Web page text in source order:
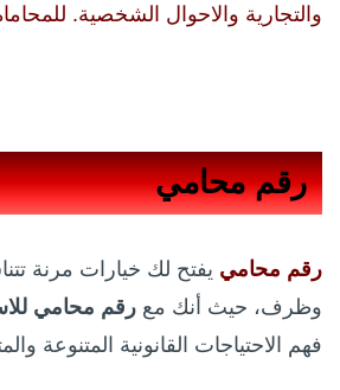
والتجارية والاحوال الشخصية.
رقم محامي
رقم محامي يفتح لك خيارات مرنة
وظرف، حيث أنك مع رقم محامي
فهم الاحتياجات القانونية المتنوعة